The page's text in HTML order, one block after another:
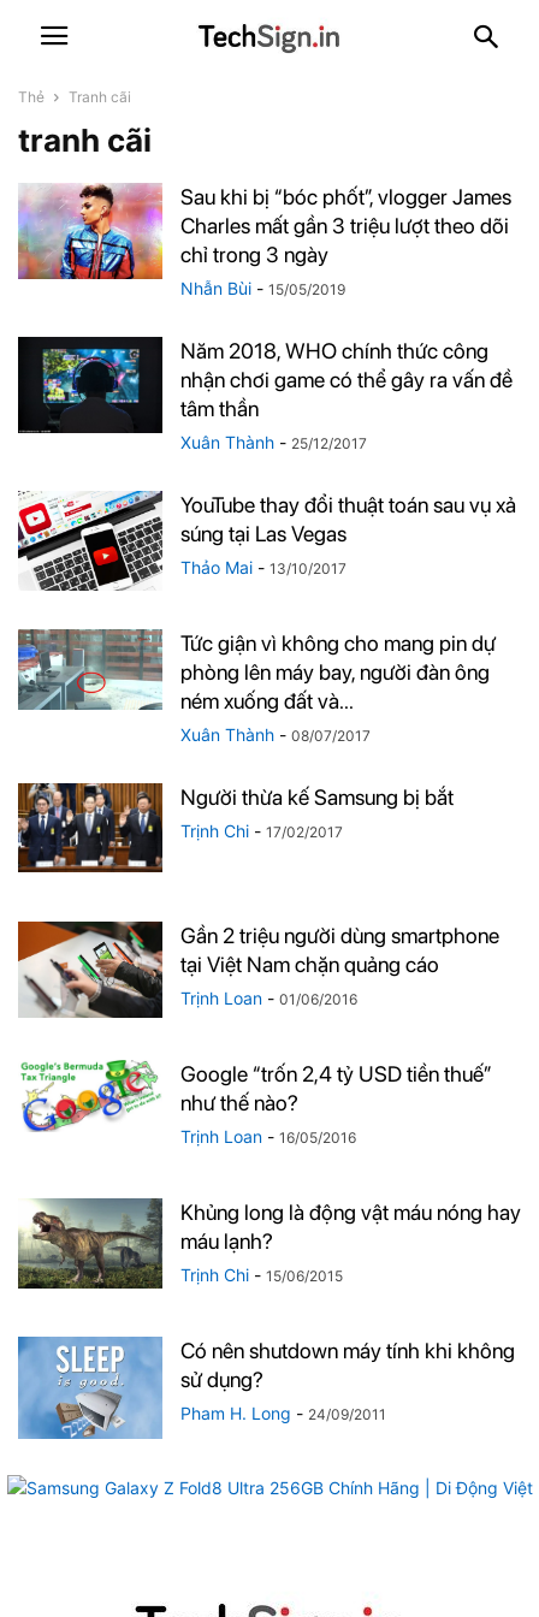
Thẻ Tranh cãi
tranh cãi
Sau khi bị “bóc phốt”, vlogger James
Charles mất gần 3 triệu lượt theo dõi
chỉ trong 3 ngày
Nhẫn Bùi - 15/05/2019
Năm 2018, WHO chính thức công
nhận chơi game có thể gây ra vấn đề
tâm thần
Xuân Thành - 25/12/2017
YouTube thay đổi thuật toán sau vụ xả
súng tại Las Vegas
Thảo Mai - 13/10/2017
Tức giận vì không cho mang pin dự
phòng lên máy bay, người đàn ông
ném xuống đất và...
Xuân Thành - 08/07/2017
Người thừa kế Samsung bị bắt
Trịnh Chi - 17/02/2017
Gần 2 triệu người dùng smartphone
tại Việt Nam chặn quảng cáo
Trịnh Loan - 01/06/2016
Google “trốn 2,4 tỷ USD tiền thuế”
như thế nào?
Trịnh Loan - 16/05/2016
Khủng long là động vật máu nóng hay
máu lạnh?
Trịnh Chi - 15/06/2015
Có nên shutdown máy tính khi không
sử dụng?
Pham H. Long - 24/09/2011